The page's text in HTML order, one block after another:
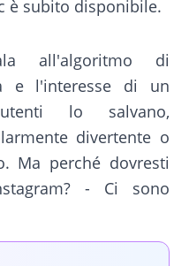
è subito disponibile.
all'algoritmo di
e l'interesse di un
lo salvano,
divertente o
Ma perché dovresti
- Ci sono